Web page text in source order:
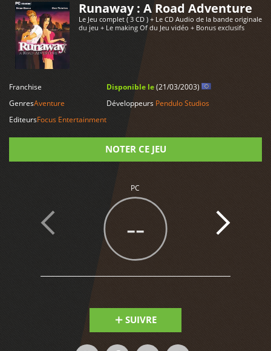
Runaway : A Road Adventure
Le Jeu complet ( 3 CD ) + Le CD Audio de la bande originale
du jeu + Le making Of du Jeu vidéo + Bonus exclusifs
Franchise
GenresAventure
EditeursFocus Entertainment
Disponible le(21/03/2003)
Développeurs Pendulo Studios
NOTER CE JEU
PC
--
SUIVRE